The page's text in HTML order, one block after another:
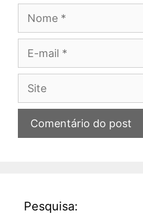
Site
Pesquisa: